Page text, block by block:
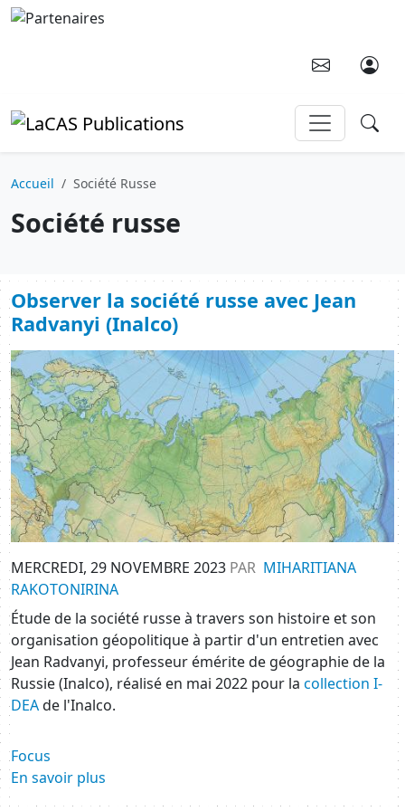
Aller au contenu principal
Accueil Société Russe
Société russe
Observer la société russe avec Jean
Radvanyi (Inalco)
Image
MERCREDI, 29 NOVEMBRE 2023 PAR MIHARITIANA
RAKOTONIRINA
Étude de la société russe à travers son histoire et son
organisation géopolitique à partir d'un entretien avec
Jean Radvanyi, professeur émérite de géographie de la
Russie (Inalco), réalisé en mai 2022 pour la collection I-
DEAde l'Inalco.
Focus
En savoir plus